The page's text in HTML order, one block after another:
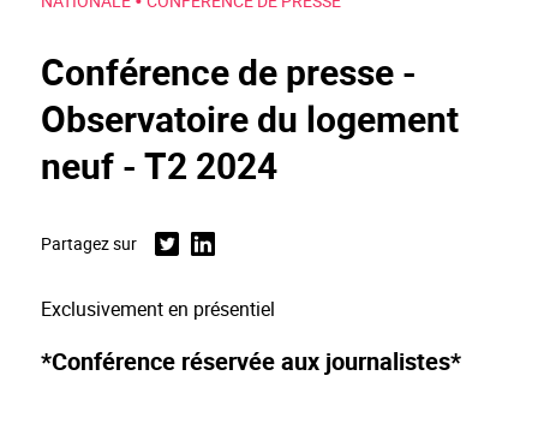
Conférence de presse -
Observatoire du logement
neuf - T2 2024
Partagez sur TwitterLinkedin
Exclusivement en présentiel
*Conférence réservée aux journalistes*